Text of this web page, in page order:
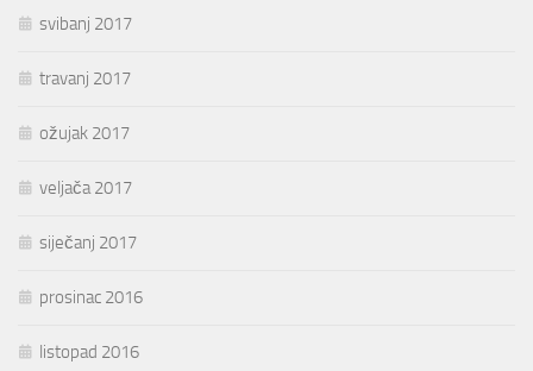
svibanj 2017
travanj 2017
ožujak 2017
veljača 2017
siječanj 2017
prosinac 2016
listopad 2016